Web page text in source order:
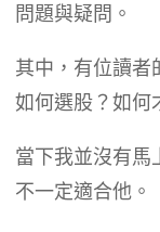
問題與疑問。
其中，有位讀者
如何選股？如何
當下我並沒有馬
不一定適合他。